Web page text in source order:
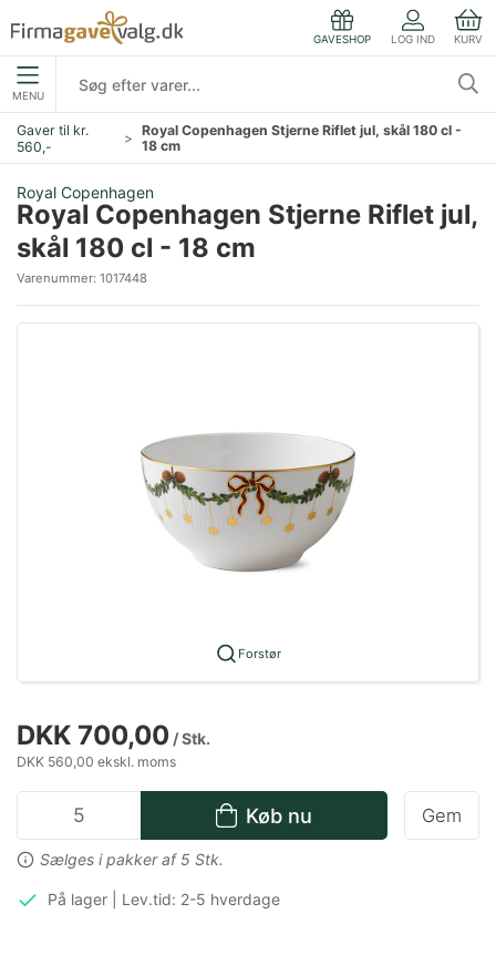
GAVESHOP LOG IND KURV
MENU
Gaver til kr.
560,-
Royal Copenhagen Stjerne Riflet jul, skål 180 cl -
18 cm
Royal Copenhagen
Royal Copenhagen Stjerne Riflet jul,
skål 180 cl - 18 cm
Varenummer: 1017448
Forstør
DKK 700,00 / Stk.
DKK 560,00 ekskl. moms
Køb nu
Sælges i pakker af 5 Stk.
Gem
På lager | Lev.tid: 2-5 hverdage